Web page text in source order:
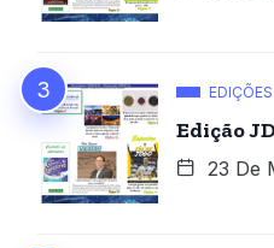
EDIÇÕES
Edição
23 De